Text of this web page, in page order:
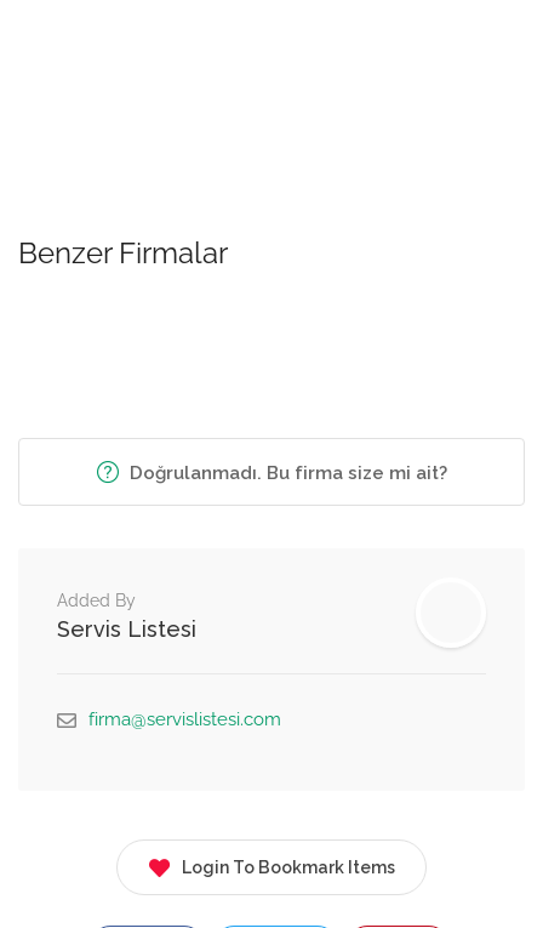
Benzer Firmalar
Doğrulanmadı. Bu firma size mi ait?
Added By
Servis Listesi
firma@servislistesi.com
Login To Bookmark Items